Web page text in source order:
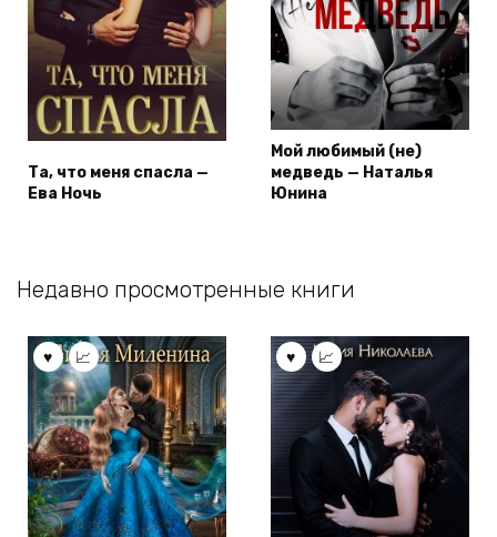
Та, что меня спасла —
Ева Ночь
Мой любимый (не)
медведь — Наталья
Юнина
Недавно просмотренные книги